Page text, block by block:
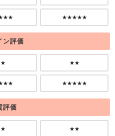
★★★★★
ン評価
★ ★★
★★★★★
評価
★ ★★